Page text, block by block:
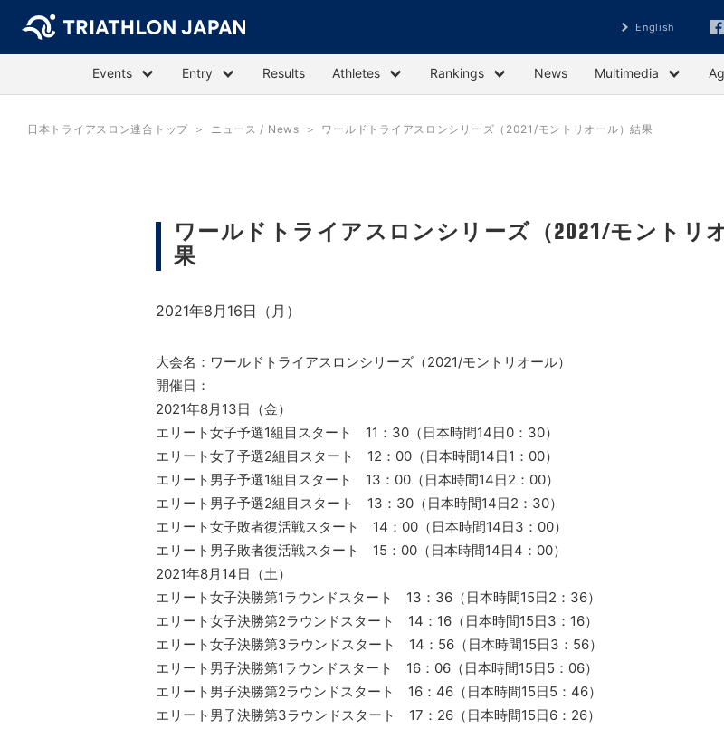
English
Events Entry Results Athletes Rankings News Multimedia
日本トライアスロン連合トップ ニュース / News ワールドトライアスロンシリーズ（2021/モントリオール）結果
ワールドトライアスロンシリーズ（2021/モントリ
果
2021年8月16日（月）
大会名：ワールドトライアスロンシリーズ（2021/モントリオール）
開催日：
2021年8月13日（金）
エリート女子予選1組目スタート 11：30（日本時間14日0：30）
エリート女子予選2組目スタート 12：00（日本時間14日1：00）
エリート男子予選1組目スタート 13：00（日本時間14日2：00）
エリート男子予選2組目スタート 13：30（日本時間14日2：30）
エリート女子敗者復活戦スタート 14：00（日本時間14日3：00）
エリート男子敗者復活戦スタート 15：00（日本時間14日4：00）
2021年8月14日（土）
エリート女子決勝第1ラウンドスタート 13：36（日本時間15日2：36）
エリート女子決勝第2ラウンドスタート 14：16（日本時間15日3：16）
エリート女子決勝第3ラウンドスタート 14：56（日本時間15日3：56）
エリート男子決勝第1ラウンドスタート 16：06（日本時間15日5：06）
エリート男子決勝第2ラウンドスタート 16：46（日本時間15日5：46）
エリート男子決勝第3ラウンドスタート 17：26（日本時間15日6：26）